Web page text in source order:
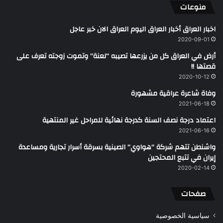
منوعات
اخبار العراق أخبار العراق اليوم العراق الان خبر عاجل
2020-09-01
أرض في العراق كل من يزرعها تصيبه “لعنة” وتموت زوجته تعرف على
قصتها !!
2020-10-12
وفاة شاعرة عراقية مشهورة
2021-06-18
اعتماد درجة نصف السنة كدرجة نهائية للمراحل غير المنتهية
2021-06-16
واشنطن تتهم شركة “هواوي” الصينية بسرقة أسرار تجارية ومساعدة
إيران في تتبع المحتجين
2020-02-14
صفحات
سياسية الخصوصية